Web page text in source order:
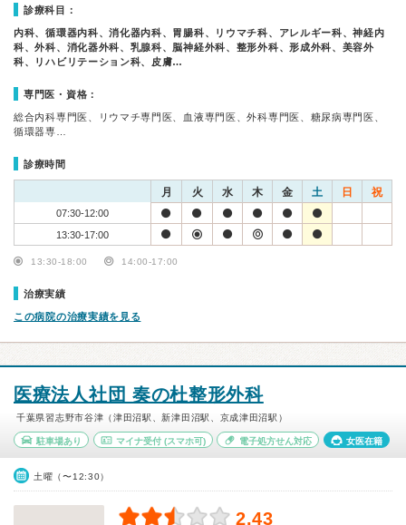
診療科目：
内科、循環器内科、消化器内科、胃腸科、リウマチ科、アレルギー科、神経内
科、外科、消化器外科、乳腺科、脳神経外科、整形外科、形成外科、美容外
科、リハビリテーション科、皮膚…
専門医・資格：
総合内科専門医、リウマチ専門医、血液専門医、外科専門医、糖尿病専門医、
循環器専…
診療時間
月 火 水 木 金 土 日 祝
07:30-12:00
13:30-17:00
13:30-18:00 14:00-17:00
治療実績
この病院の治療実績を見る
医療法人社団 奏の杜整形外科
千葉県習志野市谷津（津田沼駅、新津田沼駅、京成津田沼駅）
駐車場あり マイナ受付(スマホ可) 電子処方せん対応 女医在籍
土曜（〜12:30）
2.43